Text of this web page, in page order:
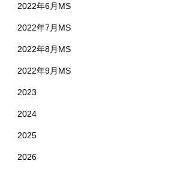
2022年6月MS
2022年7月MS
2022年8月MS
2022年9月MS
2023
2024
2025
2026